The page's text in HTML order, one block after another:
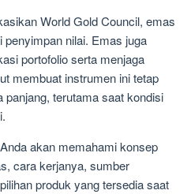
World Gold Council, emas
nilai. Emas juga
portofolio serta menjaga
membuat instrumen ini tetap
panjang, terutama saat kondisi
akan memahami konsep
cara kerjanya, sumber
produk yang tersedia saat